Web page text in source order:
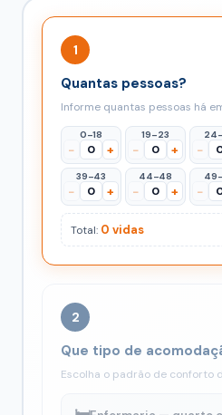
1
Quantas pessoas?
Informe quantas pessoas há
0–18
− +
19–23
− + −
39–43
− +
44–48
− + −
Total: 0 vidas
2
Que tipo de
Escolha o padrão de conforto